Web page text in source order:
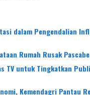
dalam Pengendalian
Rumah Rusak
TV untuk Tingkatkan
Kemendagri Pantau